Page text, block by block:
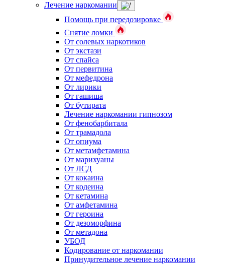
Лечение наркомании
Помощь при передозировке
Снятие ломки
От солевых наркотиков
От экстази
От спайса
От первитина
От мефедрона
От лирики
От гашиша
От бутирата
Лечение наркомании гипнозом
От фенобарбитала
От трамадола
От опиума
От метамфетамина
От марихуаны
От ЛСД
От кокаина
От кодеина
От кетамина
От амфетамина
От героина
От дезоморфина
От метадона
УБОД
Кодирование от наркомании
Принудительное лечение наркомании